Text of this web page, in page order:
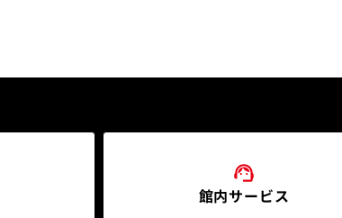
館内サービス